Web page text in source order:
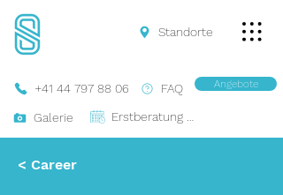
FAQ
+41 44 797 88 06
Galerie
Angebote
Standorte
< Career